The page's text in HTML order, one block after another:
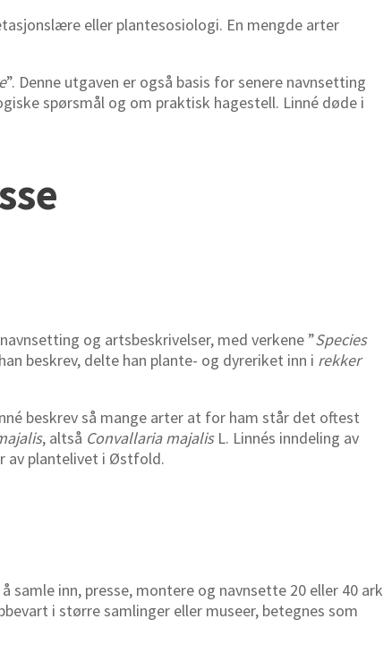
eller plantesosiologi. En mengde arter
”. Denne utgaven er også basis for senere navnsetting
spørsmål og om praktisk hagestell. Linné døde i
og artsbeskrivelser, med verkene ”Species
beskrev, delte han plante- og dyreriket inn i rekker
beskrev så mange arter at for ham står det oftest
, altså Convallaria majalisL. Linnés inndeling av
av plantelivet i Østfold.
samle inn, presse, montere og navnsette 20 eller 40 ark
i større samlinger eller museer, betegnes som